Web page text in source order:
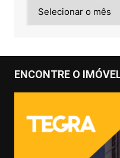
ENCONTRE O